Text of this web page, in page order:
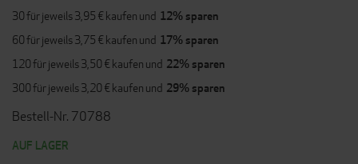
30 für jeweils3,95 € kaufen und 12% sparen
60 für jeweils3,75 € kaufen und 17% sparen
120 für jeweils3,50 € kaufen und 22% sparen
300 für jeweils3,20 € kaufen und 29% sparen
Bestell-Nr. 70788
AUF LAGER